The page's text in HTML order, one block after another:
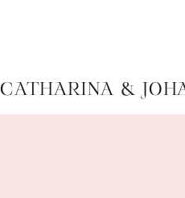
CATHARINA &